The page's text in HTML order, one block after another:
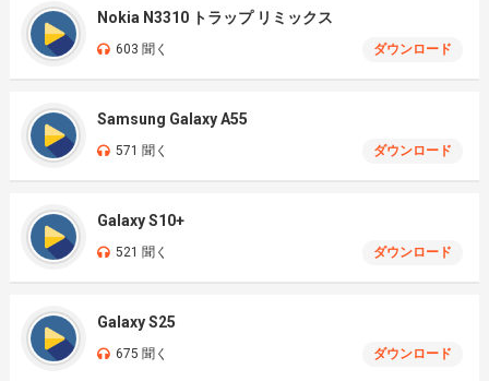
Nokia N3310 トラップ リミックス
603 聞く ダウンロード
Samsung Galaxy A55
571 聞く ダウンロード
Galaxy S10+
521 聞く ダウンロード
Galaxy S25
675 聞く ダウンロード